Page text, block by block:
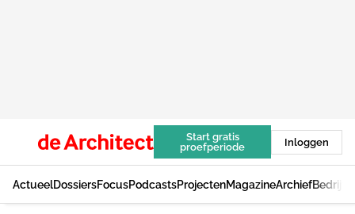
Start gratis
proefperiode
Inloggen
ActueelDossiersFocusPodcastsProjectenMagazineArchief